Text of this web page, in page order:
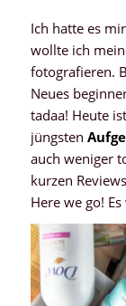
Ich hatte es
wollte ich
fotografieren.
Neues
tadaa! Heute
jüngsten
auch weniger
kurzen
Here we go!